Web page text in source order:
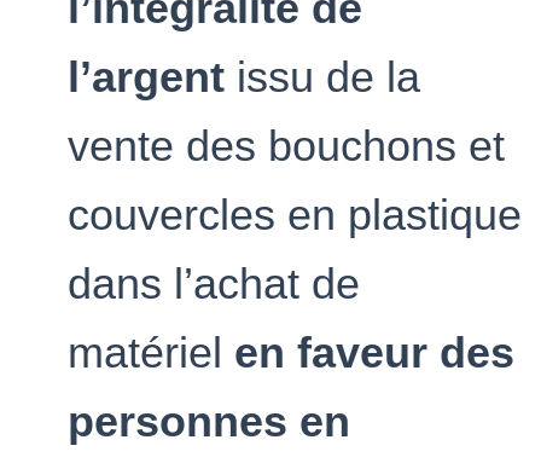
l’argent issu de la
vente des bouchons et
couvercles en plastique
dans l’achat de
matériel en faveur des
personnes en